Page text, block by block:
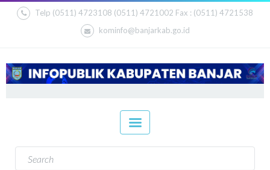
Telp (0511) 4723108 (0511) 4721002 Fax : (0511) 4721538
kominfo@banjarkab.go.id